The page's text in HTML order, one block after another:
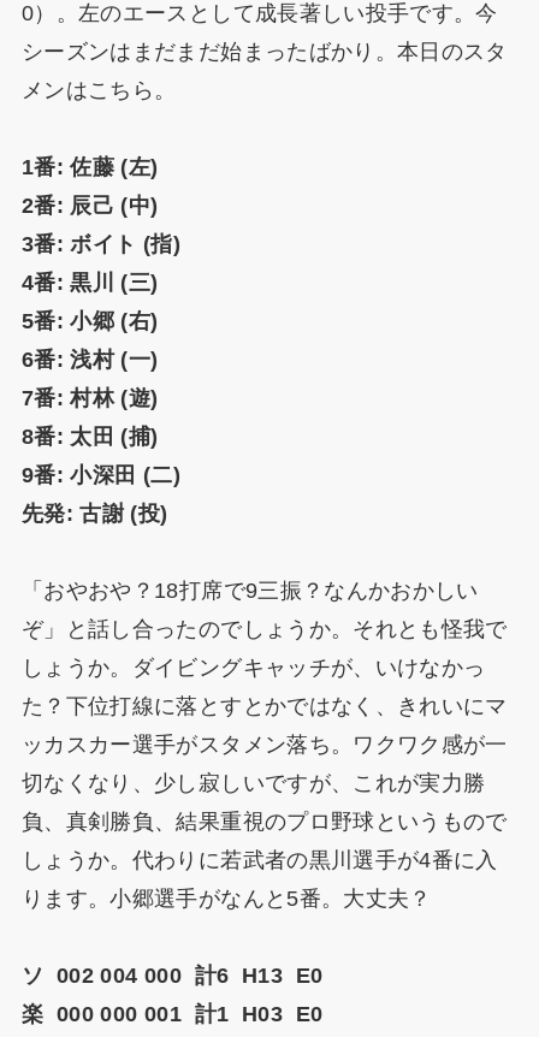
0）。左のエースとして成長著しい投手です。今
シーズンはまだまだ始まったばかり。本日のスタ
メンはこちら。
1番: 佐藤 (左)
2番: 辰己 (中)
3番: ボイト (指)
4番: 黒川 (三)
5番: 小郷 (右)
6番: 浅村 (一)
7番: 村林 (遊)
8番: 太田 (捕)
9番: 小深田 (二)
先発: 古謝 (投)
「おやおや？18打席で9三振？なんかおかしい
ぞ」と話し合ったのでしょうか。それとも怪我で
しょうか。ダイビングキャッチが、いけなかっ
た？下位打線に落とすとかではなく、きれいにマ
ッカスカー選手がスタメン落ち。ワクワク感が一
切なくなり、少し寂しいですが、これが実力勝
負、真剣勝負、結果重視のプロ野球というもので
しょうか。代わりに若武者の黒川選手が4番に入
ります。小郷選手がなんと5番。大丈夫？
ソ 002 004 000 計6 H13 E0
楽 000 000 001 計1 H03 E0